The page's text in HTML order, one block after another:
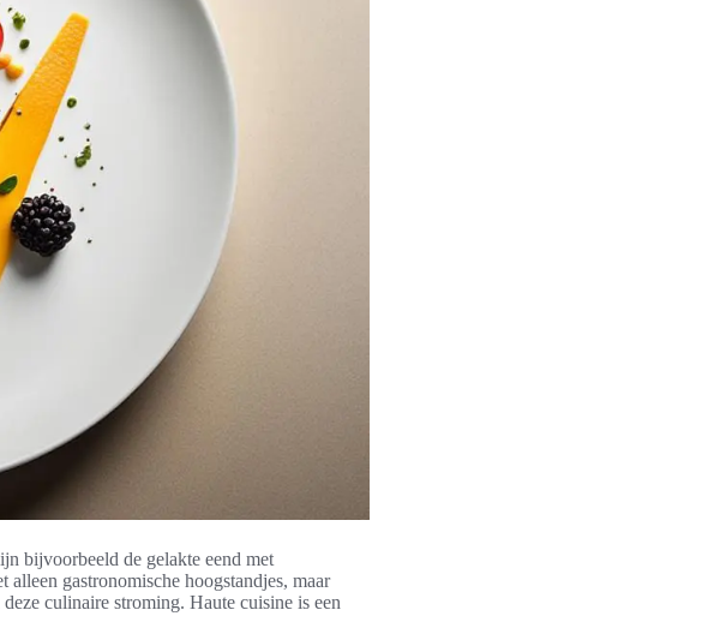
bijvoorbeeld de gelakte eend met
alleen gastronomische hoogstandjes, maar
culinaire stroming. Haute cuisine is een